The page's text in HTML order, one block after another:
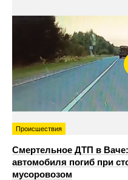
Происшествия
Смертельное ДТП в
автомобиля погиб при
мусоровозом